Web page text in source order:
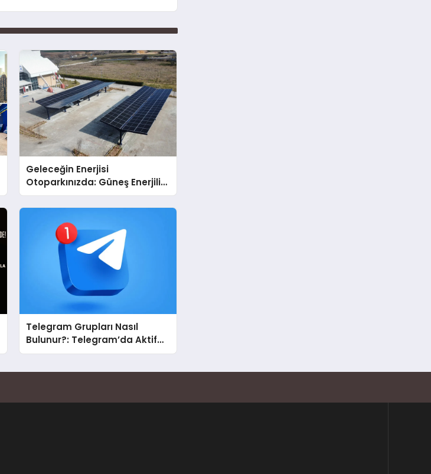
Geleceğin Enerjisi
Otoparkınızda: Güneş Enerjili
Carport (Solar Otopark)
Nedir?
Telegram Grupları Nasıl
Bulunur?: Telegram’da Aktif
Topluluk Bulmanın Yolları